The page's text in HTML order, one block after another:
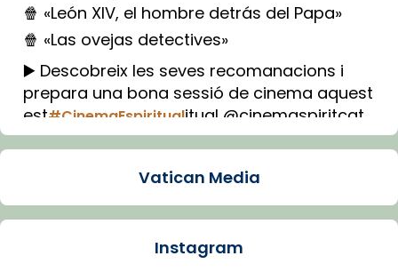
🍿 «León XIV, el hombre detrás del Papa»
🍿 «Las ovejas detectives»
▶️ Descobreix les seves recomanacions i
prepara una bona sessió de cinema aquest
est#CinemaEspiritualitual @cinemaspiritcat
Imatge: Generada amb IA (OpenAI)
Arquebisbat de Barcelona
Vatican Media
Instagram